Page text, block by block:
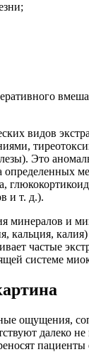
видов
Это
определенных
и т. д.).
минералов и
кальция,
частые
системе
ощущения,
далеко не
пациенты